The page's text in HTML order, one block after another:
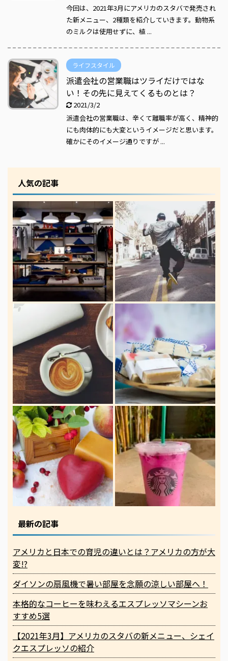
今回は、2021年3月にアメリカのスタバで発売され
た新メニュー、2種類を紹介していきます。動物系
のミルクは使用せずに、植 ...
ライフスタイル
派遣会社の営業職はツライだけではな
い！その先に見えてくるものとは？
2021/3/2
派遣会社の営業職は、辛くて離職率が高く、精神的
にも肉体的にも大変というイメージだと思います。
確かにそのイメージ通りですが ...
人気の記事
最新の記事
アメリカと日本での育児の違いとは？アメリカの方が大
変!?
ダイソンの扇風機で暑い部屋を念願の涼しい部屋へ！
本格的なコーヒーを味わえるエスプレッソマシーンお
すすめ5選
【2021年3月】アメリカのスタバの新メニュー、シェイ
クエスプレッソの紹介